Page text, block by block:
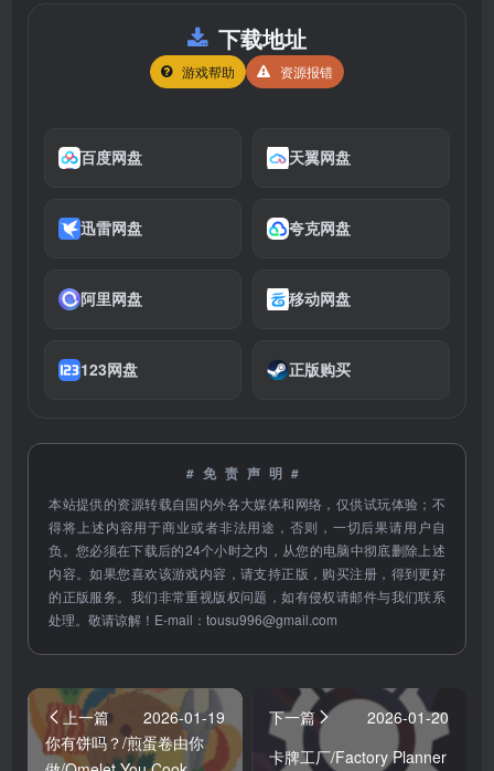
下载地址
游戏帮助 资源报错
百度网盘 天翼网盘
迅雷网盘 夸克网盘
阿里网盘 移动网盘
123网盘 正版购买
#免责声明#
本站提供的资源转载自国内外各大媒体和网络，仅供试玩体验；不
得将上述内容用于商业或者非法用途，否则，一切后果请用户自
负。您必须在下载后的24个小时之内，从您的电脑中彻底删除上述
内容。如果您喜欢该游戏内容，请支持正版，购买注册，得到更好
的正版服务。我们非常重视版权问题，如有侵权请邮件与我们联系
处理。敬请谅解！E-mail：tousu996@gmail.com
上一篇
2026-01-19
你有饼吗？/煎蛋卷由你
下一篇
2026-01-20
卡牌工厂/Factory Planner